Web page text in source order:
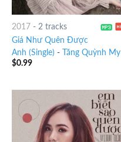
2017 - 2 tracks
Giá Như Quên Được
Anh (Single) -
Tăng Quỳnh My
$0.99